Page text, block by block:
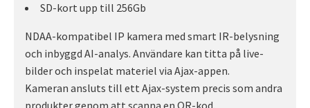
SD-kort upp till 256Gb
NDAA-kompatibel IP kamera med smart IR-belysning
och inbyggd AI-analys. Användare kan titta på live-
bilder och inspelat materiel via Ajax-appen.
Kameran ansluts till ett Ajax-system precis som andra